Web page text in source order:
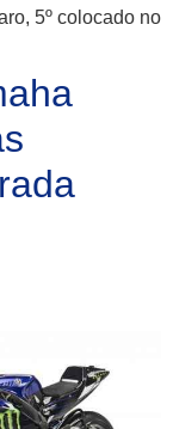
5º colocado no